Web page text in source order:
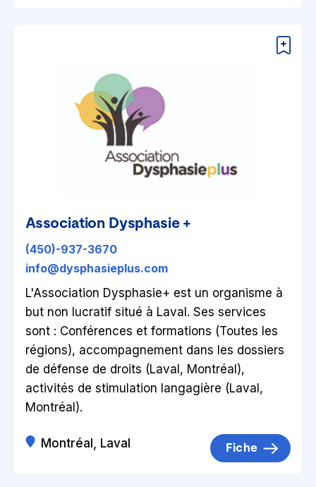
Association Dysphasie +
(450)-937-3670
info@dysphasieplus.com
L'Association Dysphasie+ est un organisme à
but non lucratif situé à Laval. Ses services
sont : Conférences et formations (Toutes les
régions), accompagnement dans les dossiers
de défense de droits (Laval, Montréal),
activités de stimulation langagière (Laval,
Montréal).
Montréal, Laval Fiche